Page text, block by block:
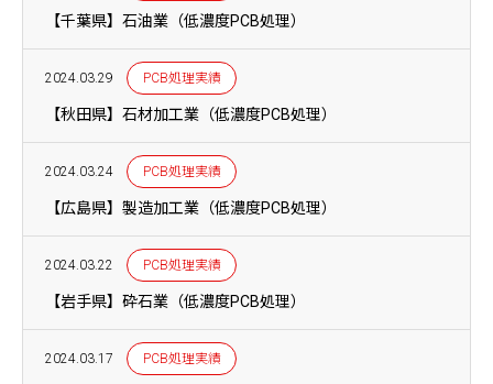
【千葉県】石油業（低濃度PCB処理）
2024.03.29 PCB処理実績
【秋田県】石材加工業（低濃度PCB処理）
2024.03.24 PCB処理実績
【広島県】製造加工業（低濃度PCB処理）
2024.03.22 PCB処理実績
【岩手県】砕石業（低濃度PCB処理）
2024.03.17 PCB処理実績